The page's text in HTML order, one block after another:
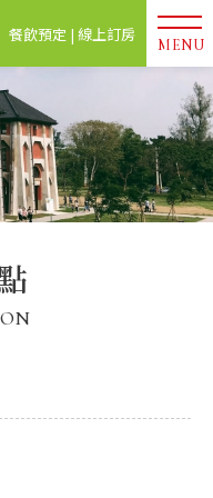
餐飲預定 | 線上訂房
MENU